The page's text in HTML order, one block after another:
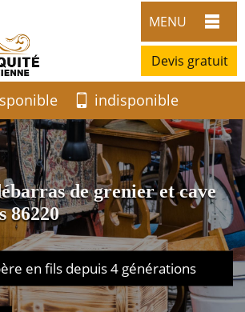
MENU
Devis gratuit
indisponible
de grenier et cave
86220
en fils depuis 4 générations